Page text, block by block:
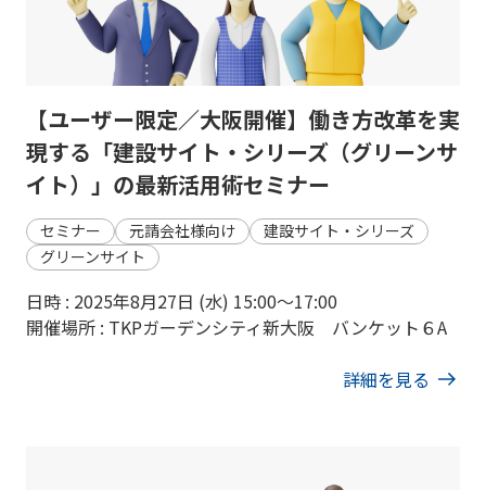
【ユーザー限定／大阪開催】働き方改革を実
現する「建設サイト・シリーズ（グリーンサ
イト）」の最新活用術セミナー
セミナー 元請会社様向け
建設サイト・シリーズ
グリーンサイト
日時 : 2025年8月27日 (水) 15:00〜17:00
開催場所 : TKPガーデンシティ新大阪 バンケット６A
詳細を見る